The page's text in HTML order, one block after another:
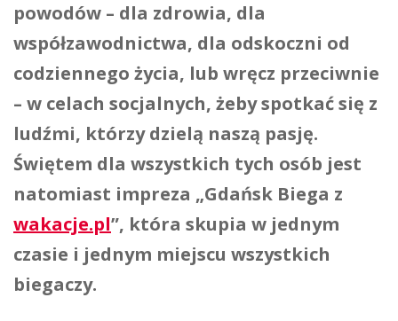
powodów – dla zdrowia, dla
współzawodnictwa, dla odskoczni od
codziennego życia, lub wręcz przeciwnie
– w celach socjalnych, żeby spotkać się z
ludźmi, którzy dzielą naszą pasję.
Świętem dla wszystkich tych osób jest
natomiast impreza „Gdańsk Biega z
wakacje.pl”, która skupia w jednym
czasie i jednym miejscu wszystkich
biegaczy.